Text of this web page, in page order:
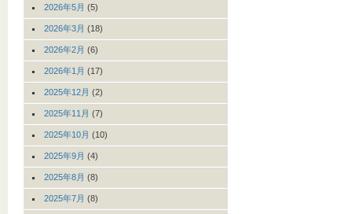
2026年5月 (5)
2026年3月 (18)
2026年2月 (6)
2026年1月 (17)
2025年12月 (2)
2025年11月 (7)
2025年10月 (10)
2025年9月 (4)
2025年8月 (8)
2025年7月 (8)